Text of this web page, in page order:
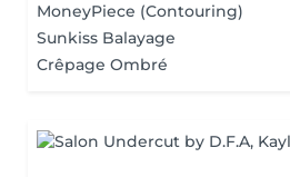
MoneyPiece (Contouring)
Sunkiss Balayage
Crêpage Ombré